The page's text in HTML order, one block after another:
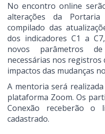
No encontro online
alterações da
compilado das
dos indicadores C1 a
novos parâmetros
necessárias nos
impactos das mudanças
A mentoria será
plataforma Zoom. Os
Conexão receberão o
cadastrado.